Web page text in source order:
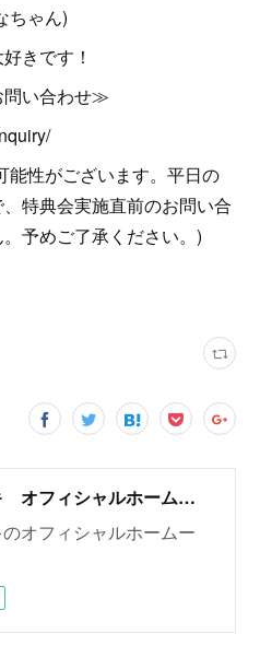
ちゃん)
きです！
問い合わせ≫
能性がございます。平日の
特典会実施直前のお問い合
予めご了承ください。)
真田ナオキ オフィシャルホームページ
オフィシャルホームー